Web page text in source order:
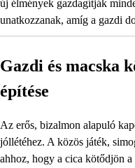
új élmények gazdagítják
unatkozzanak, amíg a gazdi
Gazdi és macska
építése
Az erős, bizalmon alapuló
jóllétéhez. A közös játék,
ahhoz, hogy a cica kötődjön